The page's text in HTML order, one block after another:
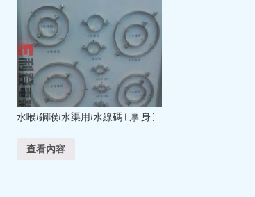
水喉/銅喉/水渠用/水線碼 ( 厚 身 )
查看內容